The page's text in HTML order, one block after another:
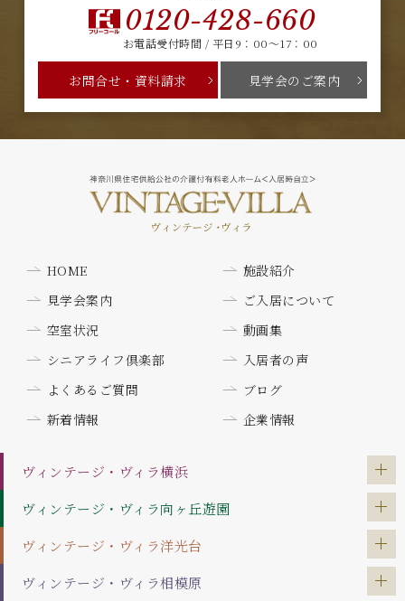
0120-428-660
お電話受付時間 / 平日9：00～17：00
お問合せ・資料請求 見学会のご案内
HOME
施設紹介
見学会案内
ご入居について
空室状況
動画集
シニアライフ倶楽部
入居者の声
よくあるご質問
ブログ
新着情報
企業情報
ヴィンテージ・ヴィラ横浜
ヴィンテージ・ヴィラ向ヶ丘遊園
ヴィンテージ・ヴィラ洋光台
ヴィンテージ・ヴィラ相模原